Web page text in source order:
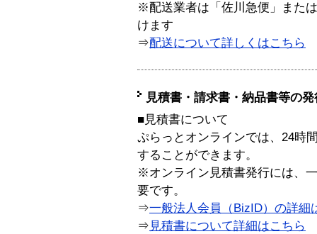
※配送業者は「佐川急便」また
けます
⇒配送について詳しくはこちら
見積書・請求書・納品書等の
■見積書について
ぷらっとオンラインでは、24時
することができます。
※オンライン見積書発行には、
要です。
⇒一般法人会員（BizID）の詳細
⇒ 見積書について詳細はこちら